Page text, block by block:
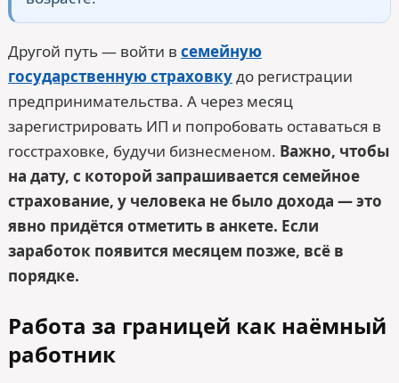
Другой путь — войти в семейную
государственную страховкудо регистрации
предпринимательства. А через месяц
зарегистрировать ИП и попробовать оставаться в
госстраховке, будучи бизнесменом. Важно, чтобы
на дату, с которой запрашивается семейное
страхование, у человека не было дохода — это
явно придётся отметить в анкете. Если
заработок появится месяцем позже, всё в
порядке.
Работа за границей как наёмный
работник